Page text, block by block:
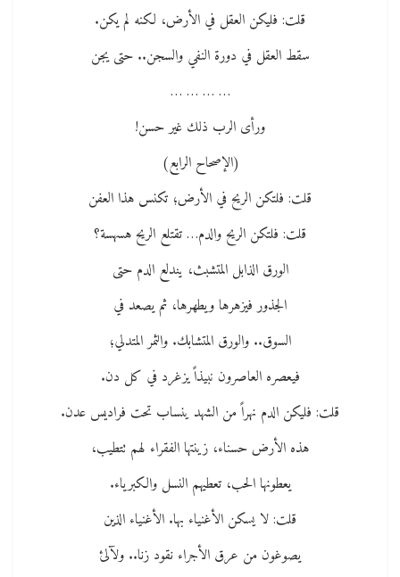
قلت: فليكن العقل في الأرض، لكنه لم يكن.
سقط العقل في دورة النفي والسجن.. حتى يجن
… … … …
ورأى الرب ذلك غير حسن!
(الإصحاح الرابع)
قلت: فلتكن الريح في الأرض؛ تكنس هذا العفن
قلت: فلتكن الريح والدم… تقتلع الريح هسهسة؟
الورق الذابل المتشبث، يندلع الدم حتى
الجذور فيزهرها ويطهرها، ثم يصعد في
السوق.. والورق المتشابك. والثمر المتدلي؛
فيعصره العاصرون نبيذاً يزغرد في كل دن.
قلت: فليكن الدم نهراً من الشهد ينساب تحت فراديس عدن.
هذه الأرض حسناء، زينتها الفقراء لهم تتطيب،
يعطونها الحب، تعطيهم النسل والكبرياء.
قلت: لا يسكن الأغنياء بها. الأغنياء الذين
يصوغون من عرق الأجراء نقود زنا.. ولآلئ